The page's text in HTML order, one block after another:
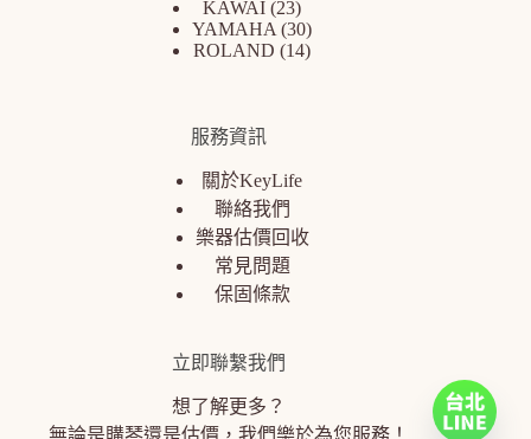
KAWAI 23
YAMAHA 30
ROLAND
14
服務資訊
關於KeyLife
聯絡我們
樂器估價回收
常見問題
保固條款
立即聯繫我們
想了解更多？
無論是購琴還是估價，我們樂於為您服務！